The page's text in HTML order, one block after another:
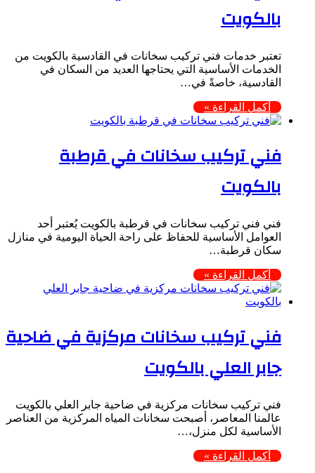
بالكويت
تعتبر خدمات فني تركيب سخانات في القادسية بالكويت من
الخدمات الأساسية التي يحتاجها العديد من السكان في
القادسية، خاصةً في…
أكمل القراءة »
فني تركيب سخانات في قرطبة
بالكويت
فني فني تركيب سخانات في قرطبة بالكويت يُعتبر أحد
العوامل الأساسية للحفاظ على راحة الحياة اليومية في منازل
سكان قرطبة…
أكمل القراءة »
فني تركيب سخانات مركزية في ضاحية
جابر العلي بالكويت
فني تركيب سخانات مركزية في ضاحية جابر العلي بالكويت
عالمنا المعاصر، أصبحت سخانات المياه المركزية من العناصر
الأساسية لكل منزل،…
أكمل القراءة »